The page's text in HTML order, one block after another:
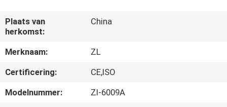
ONGEVEER
ONS
FABRIEKSREIS
Plaats van
herkomst:
China
Merknaam:
ZL
Certificering:
CE,ISO
Modelnummer:
Zl-6009A